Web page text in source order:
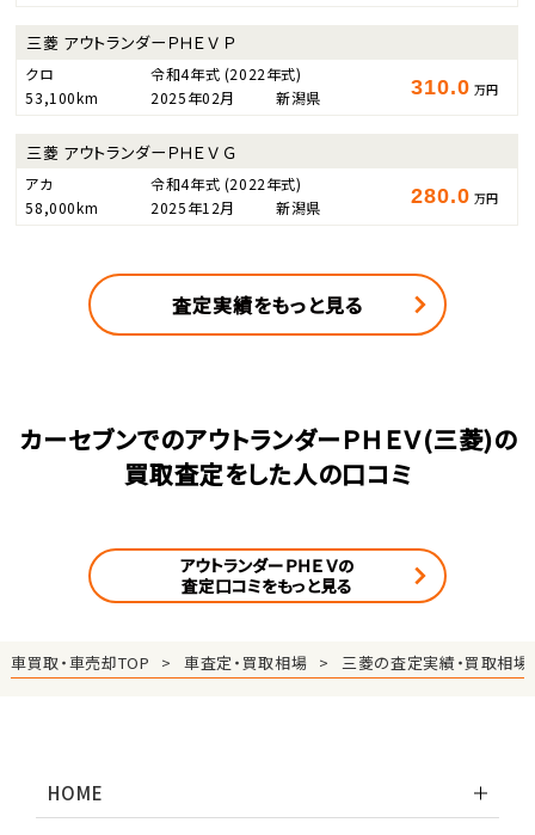
三菱 アウトランダーＰＨＥＶ Ｐ
クロ 令和4年式 (2022年式)
53,100km
2025年02月 新潟県 310.0 万円
三菱 アウトランダーＰＨＥＶ Ｇ
アカ 令和4年式 (2022年式)
58,000km
2025年12月 新潟県 280.0 万円
査定実績をもっと見る
カーセブンでのアウトランダーＰＨＥＶ(三菱)の
買取査定をした人の口コミ
アウトランダーＰＨＥＶの
査定口コミをもっと見る
車買取・車売却TOP 車査定・買取相場 三菱の査定実績・買取相場
HOME